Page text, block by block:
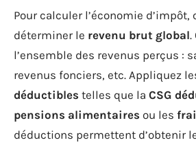
Pour calculer l’économie
déterminer le revenu brut global.
l’ensemble des revenus perçus :
revenus fonciers, etc. Appliquez
déductibles telles que la CSG
pensions alimentaires ou les
déductions permettent d’obtenir